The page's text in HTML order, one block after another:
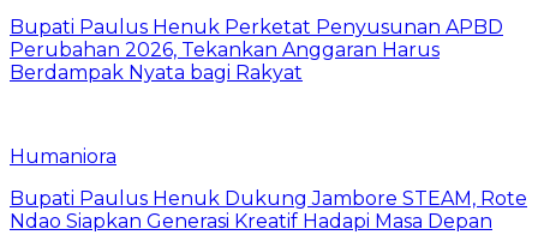
Bupati Paulus Henuk Perketat Penyusunan APBD
Perubahan 2026, Tekankan Anggaran Harus
Berdampak Nyata bagi Rakyat
Humaniora
Bupati Paulus Henuk Dukung Jambore STEAM, Rote
Ndao Siapkan Generasi Kreatif Hadapi Masa Depan